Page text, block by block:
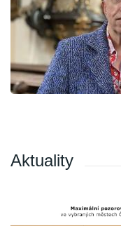
Aktuality